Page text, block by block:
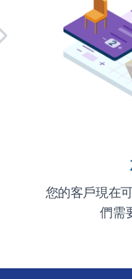
您的客戶現在
們需